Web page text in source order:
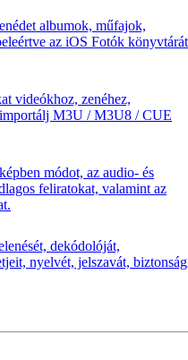
albumok, műfajok,
az iOS Fotók könyvtárát
videókhoz, zenéhez,
M3U / M3U8 / CUE
módot, az audio- és
feliratokat, valamint az
dekódolóját,
nyelvét, jelszavát,